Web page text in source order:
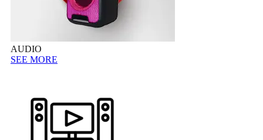
AUDIO
SEE MORE